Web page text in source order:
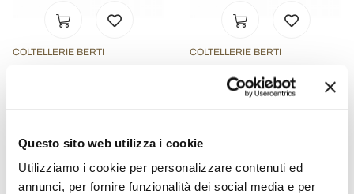
Questo sito web utilizza i cookie
Utilizziamo i cookie per personalizzare contenuti ed
annunci, per fornire funzionalità dei social media e per
COLTELLERIE BERTI
Barasso
€ 163,00
COLTELLERIE BERTI
Coltello Spelucchino
€ 143,00